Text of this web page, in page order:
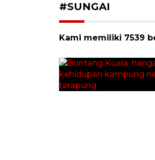
#SUNGAI
Kami memiliki 7539